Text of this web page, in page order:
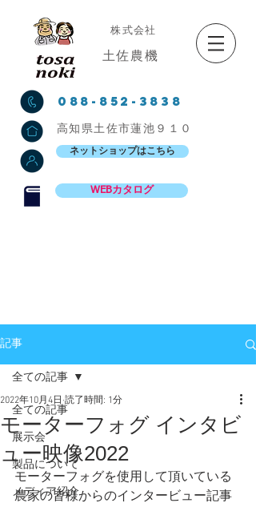
株式会社
土佐農機
088-852-3838
高知県土佐市蓮池９１０
ネットショップはこちら
WEBカタログ
記事
全ての記事
展示会
製品について
メディア紹介
全ての記事
モーターフォグ インタビ
ュー映像2022
2022年10月4日 読了時間: 1分
モーターフォグを使用して頂いている
農家の皆様からのインタービュー記事